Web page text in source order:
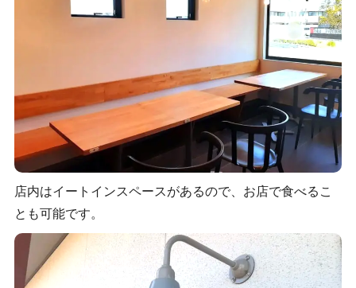
店内はイートインスペースがあるので、お店で食べるこ
とも可能です。